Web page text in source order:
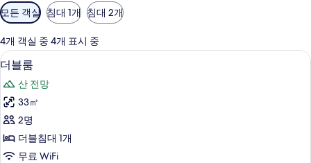
객
실
에
사
용
가
능
한
터
모든 객실 침대 1개 침대 2개
4개 객실 중 4개 표시 중
더
블
룸
사
진
모
9
더블룸
산 전망
33㎡
2명
더블침대 1개
무료 WiFi